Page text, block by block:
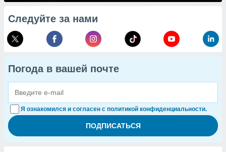
Следуйте за нами
Погода в вашей почте
Я ознакомился и согласен с политикой конфиденциальности.